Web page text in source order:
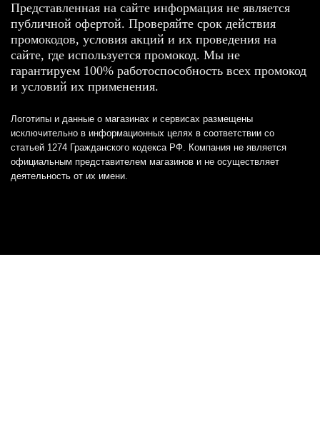
Представленная на сайте информация не является
публичной офертой. Проверяйте срок действия
промокодов, условия акций и их проведения на
сайте, где используется промокод. Мы не
гарантируем 100% работоспособность всех промокод
и условий их применения.
Логотипы и данные о магазинах и сервисах размещены
исключительно в информационных целях в соответствии со
статьей 1274 Гражданского кодекса РФ. Компания не является
официальным представителем магазинов и не осуществляет
деятельность от их имени.